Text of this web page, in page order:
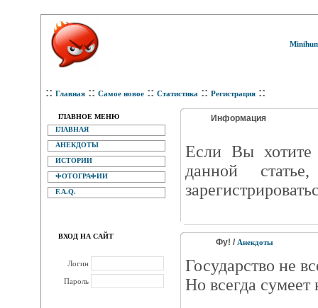
:: Главная :: Самое новое :: Статистика :: Регистрация ::
ГЛАВНОЕ МЕНЮ
ГЛАВНАЯ
АНЕКДОТЫ
ИСТОРИИ
ФОТОГРАФИИ
F.A.Q.
ВХОД НА САЙТ
Логин
Пароль
Информация
Eсли Вы хотите
данной
Фу! / Анекдоты
Государство не
Но всегда сумеет